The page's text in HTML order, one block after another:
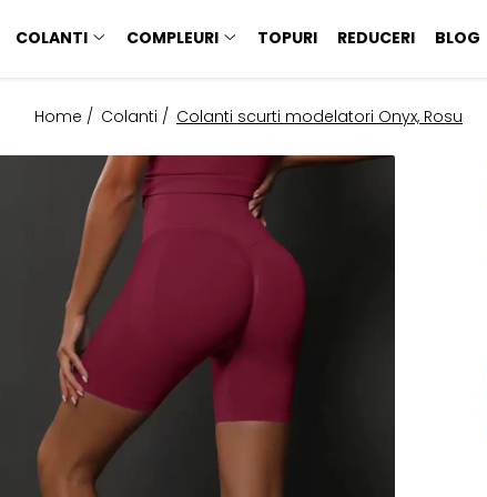
COLANTI COMPLEURI TOPURI REDUCERI BLOG
Home / Colanti / Colanti scurti modelatori Onyx, Rosu